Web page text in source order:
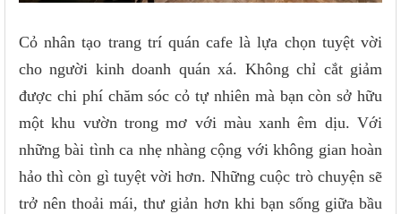
Cỏ nhân tạo trang trí quán cafe là lựa chọn tuyệt vời
cho người kinh doanh quán xá. Không chỉ cắt giảm
được chi phí chăm sóc cỏ tự nhiên mà bạn còn sở hữu
một khu vườn trong mơ với màu xanh êm dịu. Với
những bài tình ca nhẹ nhàng cộng với không gian hoàn
hảo thì còn gì tuyệt vời hơn. Những cuộc trò chuyện sẽ
trở nên thoải mái, thư giản hơn khi bạn sống giữa bầu